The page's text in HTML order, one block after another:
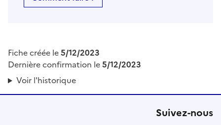
Fiche créée le5/12/2023
Dernière confirmation le5/12/2023
Voir l'historique
Suivez-nous